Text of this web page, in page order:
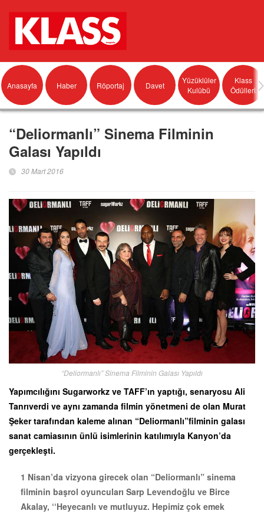
Anasayfa Haber Röportaj Davet
Yüzüklüler
Kulübü
Klass
Ödülleri
“Deliormanlı” Sinema Filminin
Galası Yapıldı
30 Mart 2016
“Deliormanlı” Sinema Filminin Galası Yapıldı
Yapımcılığını Sugarworkz ve TAFF’ın yaptığı, senaryosu Ali
Tanrıverdi ve aynı zamanda filmin yönetmeni de olan Murat
Şeker tarafından kaleme alınan “Deliormanlı”filminin galası
sanat camiasının ünlü isimlerinin katılımıyla Kanyon’da
gerçekleşti.
1 Nisan’da vizyona girecek olan “Deliormanlı” sinema
filminin başrol oyuncuları Sarp Levendoğlu ve Birce
Akalay, ‘‘Heyecanlı ve mutluyuz. Hepimiz çok emek